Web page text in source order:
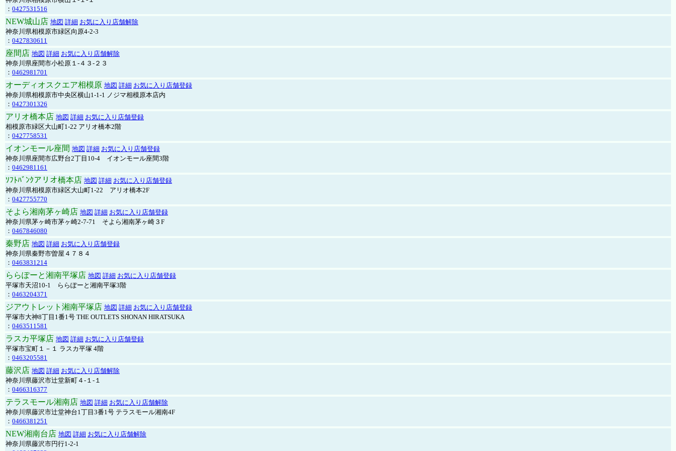
： 0427531516
NEW城山店 地図 詳細 お気に入り店舗解除
神奈川県相模原市緑区向原4-2-3
： 0427830611
座間店 地図 詳細 お気に入り店舗解除
神奈川県座間市小松原１-４３-２３
： 0462981701
オーディオスクエア相模原 地図 詳細 お気に入り店舗登録
神奈川県相模原市中央区横山1-1-1 ノジマ相模原本店内
： 0427301326
アリオ橋本店 地図 詳細 お気に入り店舗登録
相模原市緑区大山町1-22 アリオ橋本2階
： 0427758531
イオンモール座間 地図 詳細 お気に入り店舗登録
神奈川県座間市広野台2丁目10-4 イオンモール座間3階
： 0462981161
ｿﾌﾄﾊﾞﾝｸアリオ橋本店 地図 詳細 お気に入り店舗登録
神奈川県相模原市緑区大山町1-22 アリオ橋本2F
： 0427755770
そよら湘南茅ヶ崎店 地図 詳細 お気に入り店舗登録
神奈川県茅ヶ崎市茅ヶ崎2‐7‐71 そよら湘南茅ヶ崎３F
： 0467846080
秦野店 地図 詳細 お気に入り店舗登録
神奈川県秦野市曽屋４７８４
： 0463831214
ららぽーと湘南平塚店 地図 詳細 お気に入り店舗登録
平塚市天沼10-1 ららぽーと湘南平塚3階
： 0463204371
ジアウトレット湘南平塚店 地図 詳細 お気に入り店舗登録
平塚市大神8丁目1番1号 THE OUTLETS SHONAN HIRATSUKA
： 0463511581
ラスカ平塚店 地図 詳細 お気に入り店舗登録
平塚市宝町１－１ ラスカ平塚 4階
： 0463205581
藤沢店 地図 詳細 お気に入り店舗解除
神奈川県藤沢市辻堂新町４-１-１
： 0466316377
テラスモール湘南店 地図 詳細 お気に入り店舗解除
神奈川県藤沢市辻堂神台1丁目3番1号 テラスモール湘南4F
： 0466381251
NEW湘南台店 地図 詳細 お気に入り店舗解除
神奈川県藤沢市円行1-2-1